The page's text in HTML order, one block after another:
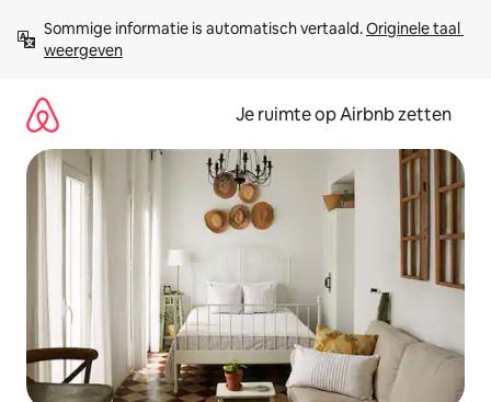
direct
naar
Sommige informatie is automatisch vertaald. Originele taal
weergeven
Je ruimte op Airbnb zetten